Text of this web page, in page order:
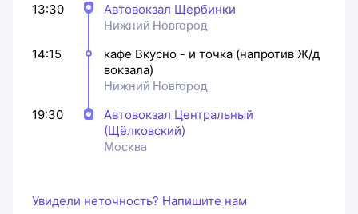
13:30
Автовокзал Щербинки
Нижний Новгород
14:15
кафе Вкусно - и точка (напротив Ж/д
вокзала)
Нижний Новгород
19:30
Автовокзал Центральный
(Щёлковский)
Москва
Увидели неточность? Напишите нам